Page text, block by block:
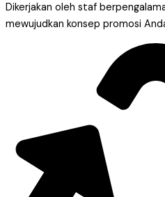
Dikerjakan oleh staf
mewujudkan konsep promosi